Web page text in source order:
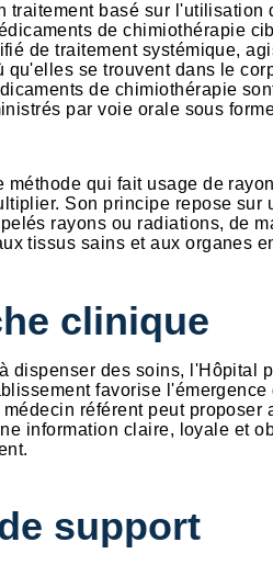
traitement basé sur
de chimiothérapie
de traitement systémique,
qu'elles se trouvent dans le
de chimiothérapie
par voie orale sous
méthode qui fait usage de
Son principe repose
rayons ou radiations, de
tissus sains et aux organes
clinique
dispenser des soins, l'Hôpital
favorise
référent peut
information claire, loyale et
support